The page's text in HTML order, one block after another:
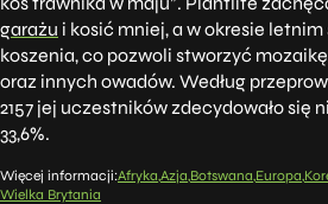
garażu i kosić mniej, a w okresie
koszenia, co pozwoli stworzyć
oraz innych owadów. Według
2157 jej uczestników zdecydowało się
33,6%.
Więcej informacji:Afryka Azja Botswana Europa
Wielka Brytania